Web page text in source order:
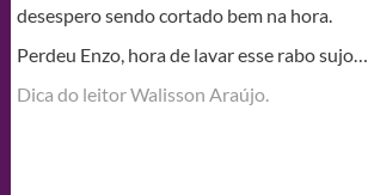
desespero sendo cortado bem na hora.
Perdeu Enzo, hora de lavar esse rabo sujo…
Dica do leitor Walisson Araújo.